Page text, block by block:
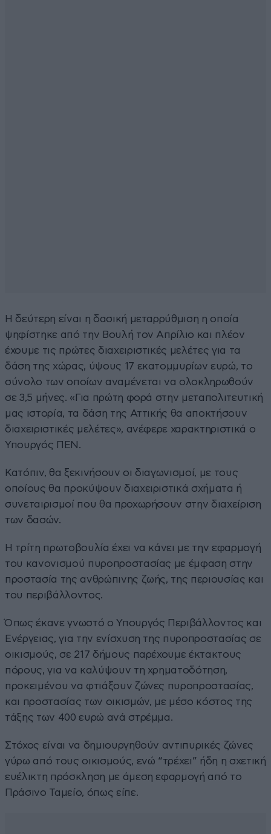
Η δεύτερη είναι η δασική μεταρρύθμιση η οποία
ψηφίστηκε από την Βουλή τον Απρίλιο και πλέον
έχουμε τις πρώτες διαχειριστικές μελέτες για τα
δάση της χώρας, ύψους 17 εκατομμυρίων ευρώ, το
σύνολο των οποίων αναμένεται να ολοκληρωθούν
σε 3,5 μήνες. «Για πρώτη φορά στην μεταπολιτευτική
μας ιστορία, τα δάση της Αττικής θα αποκτήσουν
διαχειριστικές μελέτες», ανέφερε χαρακτηριστικά ο
Υπουργός ΠΕΝ.
Κατόπιν, θα ξεκινήσουν οι διαγωνισμοί, με τους
οποίους θα προκύψουν διαχειριστικά σχήματα ή
συνεταιρισμοί που θα προχωρήσουν στην διαχείριση
των δασών.
Η τρίτη πρωτοβουλία έχει να κάνει με την εφαρμογή
του κανονισμού πυροπροστασίας με έμφαση στην
προστασία της ανθρώπινης ζωής, της περιουσίας και
του περιβάλλοντος.
Όπως έκανε γνωστό ο Υπουργός Περιβάλλοντος και
Ενέργειας, για την ενίσχυση της πυροπροστασίας σε
οικισμούς, σε 217 δήμους παρέχουμε έκτακτους
πόρους, για να καλύψουν τη χρηματοδότηση,
προκειμένου να φτιάξουν ζώνες πυροπροστασίας,
και προστασίας των οικισμών, με μέσο κόστος της
τάξης των 400 ευρώ ανά στρέμμα.
Στόχος είναι να δημιουργηθούν αντιπυρικές ζώνες
γύρω από τους οικισμούς, ενώ “τρέχει” ήδη η σχετική
ευέλικτη πρόσκληση με άμεση εφαρμογή από το
Πράσινο Ταμείο, όπως είπε.